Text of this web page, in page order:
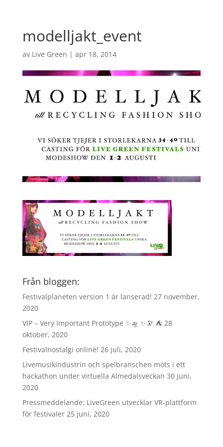
modelljakt_event
av Live Green | apr 18, 2014
Från bloggen:
Festivalplaneten version 1 är lanserad! 27 november,
2020
VIP – Very Important Prototype ✨🛸 ✨🔭 ⛺️ 28
oktober, 2020
Festivalnostalgi online! 26 juli, 2020
Livemusikindustrin och spelbranschen möts i ett
hackathon under virtuella Almedalsveckan 30 juni,
2020
Pressmeddelande: LiveGreen utvecklar VR-plattform
för festivaler 25 juni, 2020